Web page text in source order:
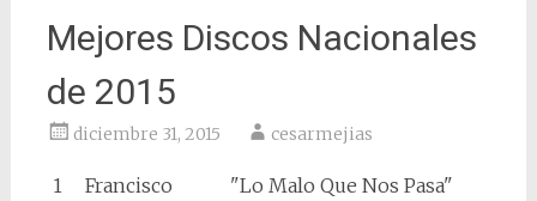
Mejores Discos Nacionales
de 2015
diciembre 31, 2015 cesarmejias
1
Francisco
"Lo Malo Que Nos Pasa"